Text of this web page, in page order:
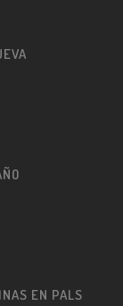
EN PALS